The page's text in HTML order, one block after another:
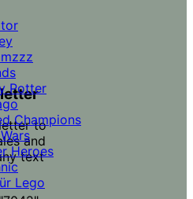
to
and
text
Potter
Champions
Heroes
Lego